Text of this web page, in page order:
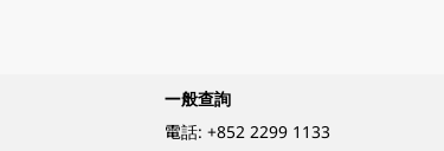
一般查詢
電話: +852 2299 1133